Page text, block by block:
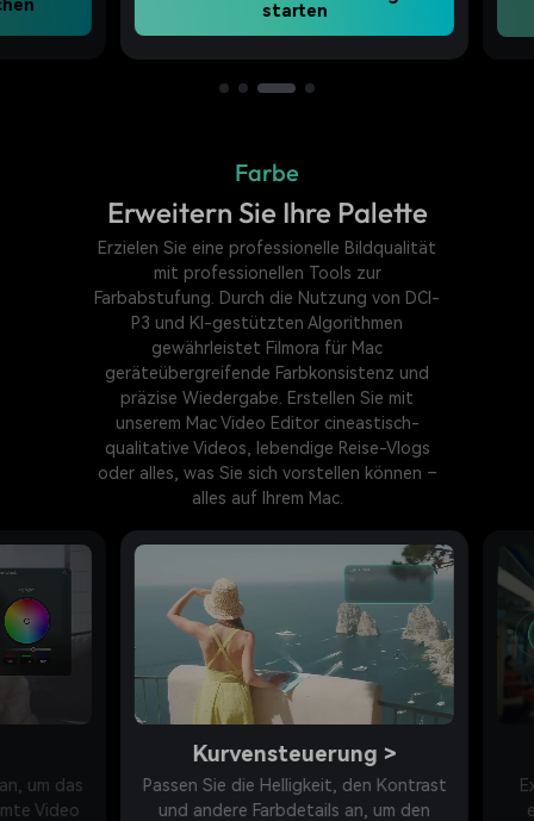
starten
Farbe
Erweitern Sie Ihre Palette
Erzielen Sie eine professionelle Bildqualität
mit professionellen Tools zur
Farbabstufung. Durch die Nutzung von DCI-
P3 und KI-gestützten Algorithmen
gewährleistet Filmora für Mac
geräteübergreifende Farbkonsistenz und
präzise Wiedergabe. Erstellen Sie mit
unserem Mac Video Editor cineastisch-
qualitative Videos, lebendige Reise-Vlogs
oder alles, was Sie sich vorstellen können –
alles auf Ihrem Mac.
das
Video
Kurvensteuerung>
Passen Sie die Helligkeit, den Kontrast
und andere Farbdetails an, um den